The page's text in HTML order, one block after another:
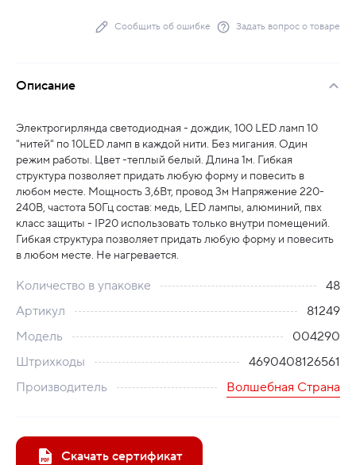
Сообщить об ошибке Задать вопрос о товаре
Описание
Электрогирлянда светодиодная - дождик, 100 LED ламп 10
"нитей" по 10LED ламп в каждой нити. Без мигания. Один
режим работы. Цвет -теплый белый. Длина 1м. Гибкая
структура позволяет придать любую форму и повесить в
любом месте. Мощность 3,6Вт, провод 3м Напряжение 220-
240В, частота 50Гц состав: медь, LED лампы, алюминий, пвх
класс защиты - IP20 использовать только внутри помещений.
Гибкая структура позволяет придать любую форму и повесить
в любом месте. Не нагревается.
Количество в упаковке
48
Артикул
81249
Модель
004290
Штрихкоды
4690408126561
Производитель
Волшебная Страна
Скачать сертификат